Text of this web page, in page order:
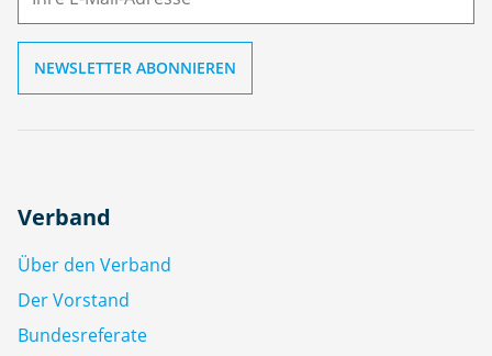
Verband
Über den Verband
Der Vorstand
Bundesreferate